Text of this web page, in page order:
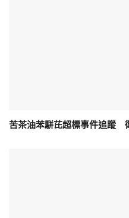
苦茶油苯駢芘超標事件追蹤